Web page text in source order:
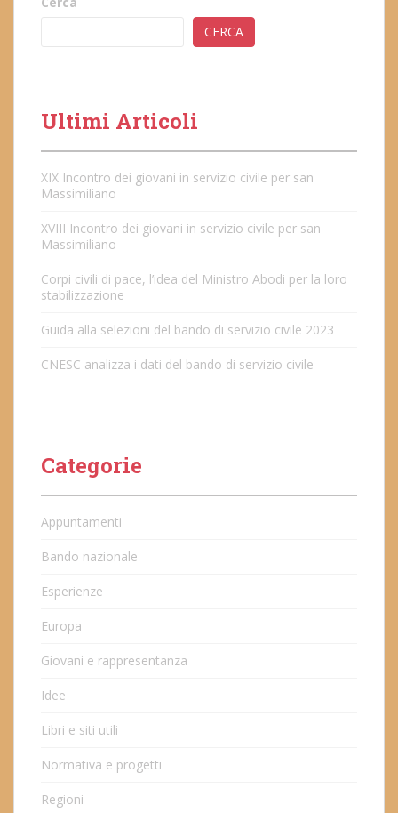
CERCA
Ultimi Articoli
XIX Incontro dei giovani in servizio civile per san
Massimiliano
XVIII Incontro dei giovani in servizio civile per san
Massimiliano
Corpi civili di pace, l’idea del Ministro Abodi per la loro
stabilizzazione
Guida alla selezioni del bando di servizio civile 2023
CNESC analizza i dati del bando di servizio civile
Categorie
Appuntamenti
Bando nazionale
Esperienze
Europa
Giovani e rappresentanza
Idee
Libri e siti utili
Normativa e progetti
Regioni